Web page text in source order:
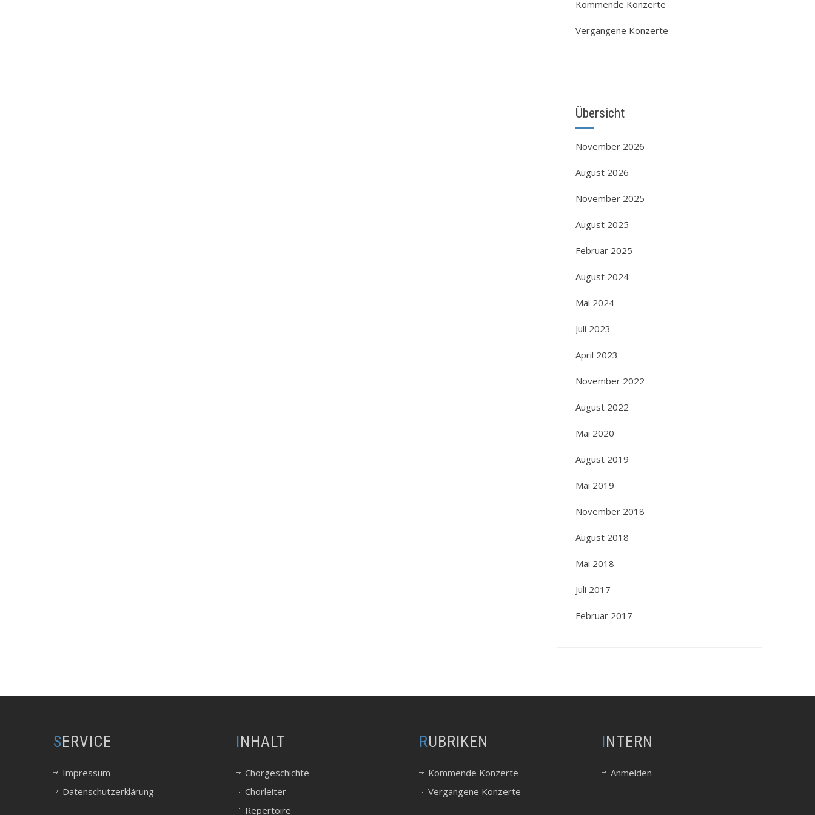
Kommende Konzerte
Vergangene Konzerte
Übersicht
November 2026
August 2026
November 2025
August 2025
Februar 2025
August 2024
Mai 2024
Juli 2023
April 2023
November 2022
August 2022
Mai 2020
August 2019
Mai 2019
November 2018
August 2018
Mai 2018
Juli 2017
Februar 2017
SERVICE
Impressum
Datenschutzerklärung
INHALT
Chorgeschichte
Chorleiter
Repertoire
RUBRIKEN
Kommende Konzerte
Vergangene Konzerte
INTERN
Anmelden